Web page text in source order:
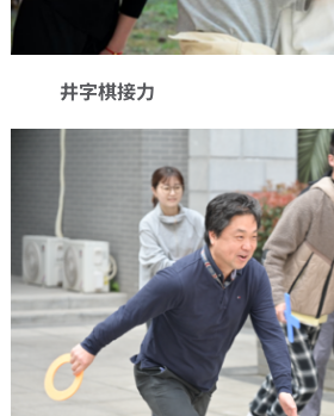
井字棋接力